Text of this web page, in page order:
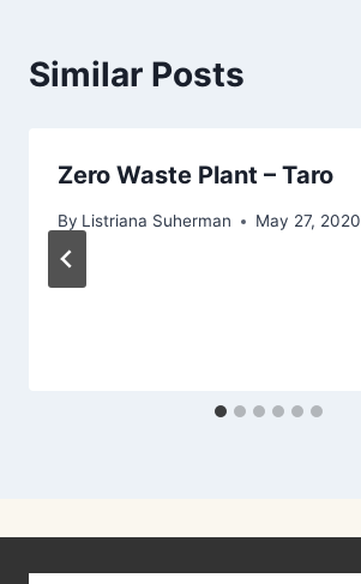
Similar Posts
Zero Waste Plant – Taro
By Listriana Suherman May 27, 2020